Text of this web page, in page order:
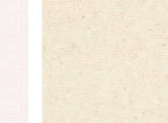
Германия
Материал основы:
Флизелин
Раппорт: